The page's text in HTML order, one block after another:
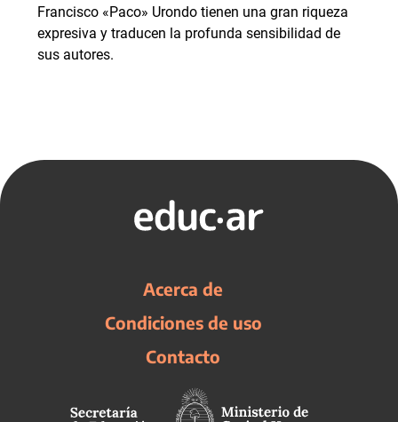
Francisco «Paco» Urondo tienen una gran riqueza
expresiva y traducen la profunda sensibilidad de
sus autores.
Acerca de
Condiciones de uso
Contacto